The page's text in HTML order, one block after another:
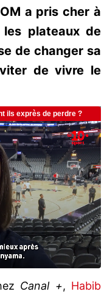
a pris cher à
plateaux de
de changer sa
de vivre le
Canal +, Habib